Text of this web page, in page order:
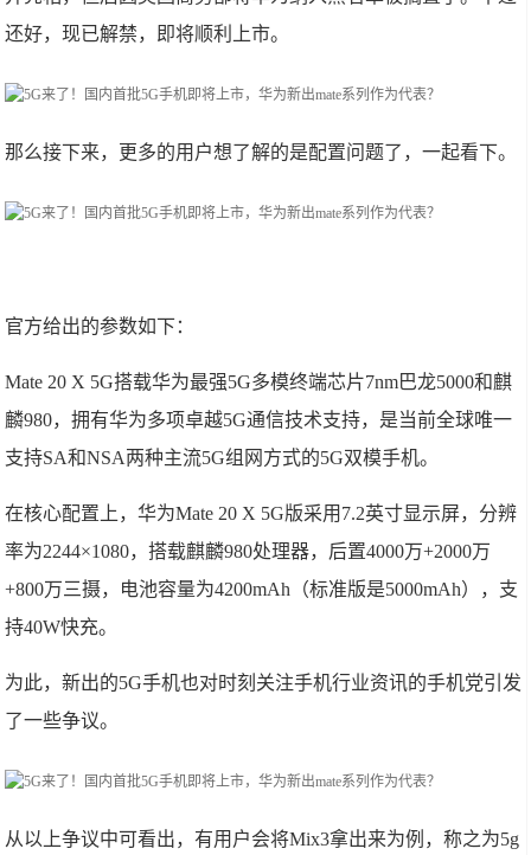
还好，现已解禁，即将顺利上市。
那么接下来，更多的用户想了解的是配置问题了，一起看下。
官方给出的参数如下：
Mate 20 X 5G搭载华为最强5G多模终端芯片7nm巴龙5000和麒
麟980，拥有华为多项卓越5G通信技术支持，是当前全球唯一
支持SA和NSA两种主流5G组网方式的5G双模手机。
在核心配置上，华为Mate 20 X 5G版采用7.2英寸显示屏，分辨
率为2244×1080，搭载麒麟980处理器，后置4000万+2000万
+800万三摄，电池容量为4200mAh（标准版是5000mAh），支
持40W快充。
为此，新出的5G手机也对时刻关注手机行业资讯的手机党引发
了一些争议。
从以上争议中可看出，有用户会将Mix3拿出来为例，称之为5g